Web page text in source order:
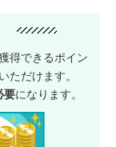
得できるポイン
ただけます。
要になります。